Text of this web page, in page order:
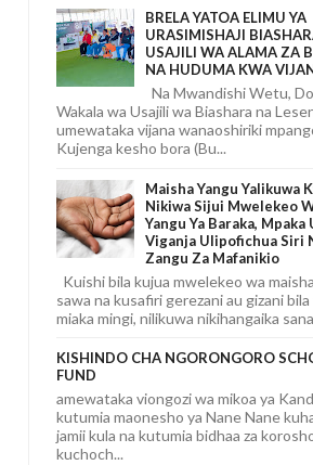
BRELA YATOA ELIMU YA
URASIMISHAJI
USAJILI WA ALAMA ZA
NA HUDUMA KWA
Na Mwandishi Wetu,
Wakala wa Usajili wa Biashara na
umewataka vijana wanaoshiriki
Kujenga kesho bora (Bu...
Maisha Yangu Yalikuwa
Nikiwa Sijui Mwelekeo
Yangu Ya Baraka, Mpaka
Viganja Ulipofichua Siri
Zangu Za Mafanikio
Kuishi bila kujua mwelekeo wa
sawa na kusafiri gerezani au gizani
miaka mingi, nilikuwa nikihangaika
KISHINDO CHA NGORONGORO
FUND
amewataka viongozi wa mikoa ya
kutumia maonesho ya Nane Nane
jamii kula na kutumia bidhaa za
kuchoch...